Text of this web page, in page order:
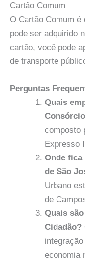
Cartão Comum
O Cartão Comum é
pode ser adquirido
cartão, você pode
de transporte
Perguntas
Quais
composto
Expresso
Onde fica
de São
Urbano
de
Quais
Cidadão?
economia